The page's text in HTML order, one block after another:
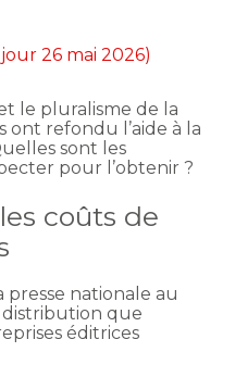
jour 26 mai 2026)
le pluralisme de la
ont refondu l’aide à la
sont les
pour l’obtenir ?
coûts de
presse nationale au
que
éditrices